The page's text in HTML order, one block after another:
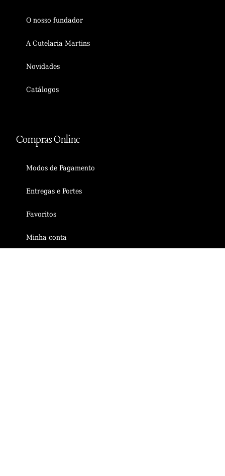
O nosso fundador
A Cutelaria Martins
Novidades
Catálogos
Compras Online
Modos de Pagamento
Entregas e Portes
Favoritos
Minha conta